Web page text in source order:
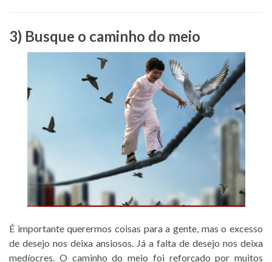
3) Busque o caminho do meio
É importante querermos coisas para a gente, mas o excesso
de desejo nos deixa ansiosos. Já a falta de desejo nos deixa
medíocres. O caminho do meio foi reforçado por muitos